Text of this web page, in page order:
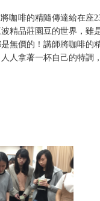
咖啡的精隨傳達給在座
精品莊園豆的世界，雖
無價的！講師將咖啡的
人拿著一杯自己的特調